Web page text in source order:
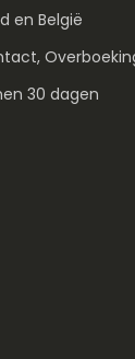
en België
30 dagen